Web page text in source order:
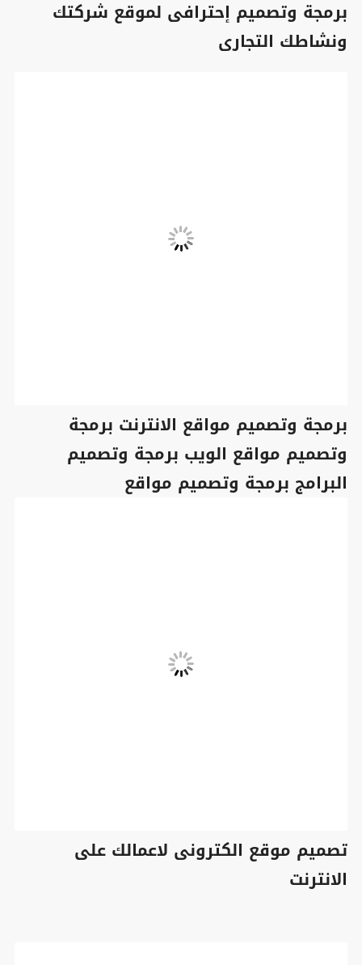
برمجة وتصميم إحترافى لموقع شركتك
ونشاطك التجارى
برمجة وتصميم مواقع الانترنت برمجة
وتصميم مواقع الويب برمجة وتصميم
البرامج برمجة وتصميم مواقع
تصميم موقع الكترونى لاعمالك على
الانترنت